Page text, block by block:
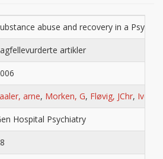
abuse and recovery in a
artikler
arne, Morken, G, Fløvig, JChr,
Hospital Psychiatry